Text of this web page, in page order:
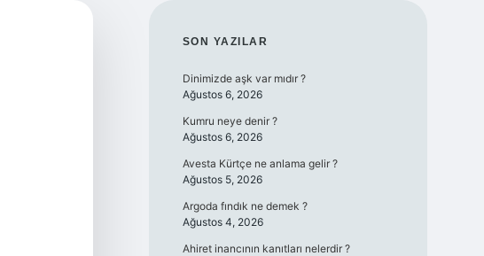
SIDEBAR
SON YAZILAR
Dinimizde aşk var mıdır ?
Ağustos 6, 2026
Kumru neye denir ?
Ağustos 6, 2026
Avesta Kürtçe ne anlama gelir ?
Ağustos 5, 2026
Argoda fındık ne demek ?
Ağustos 4, 2026
Ahiret inancının kanıtları nelerdir ?